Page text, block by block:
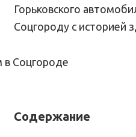
Горьковского
Соцгороду с историей
Содержание